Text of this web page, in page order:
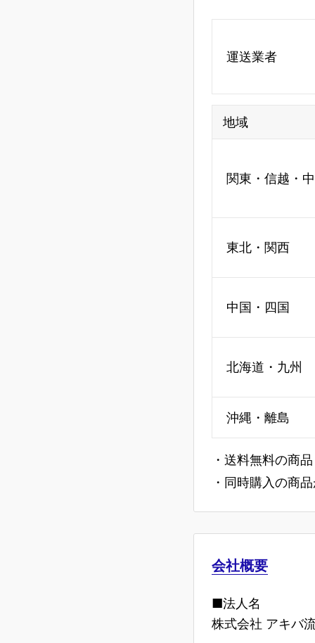
運送業者
地域
関東・信越・
東北・関西
中国・四国
北海道・九州
沖縄・離島
・送料無料の商
・同時購入の商
会社概要
■法人名
株式会社 アキバ